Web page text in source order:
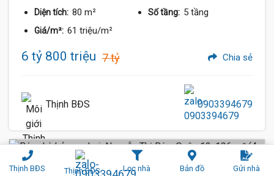
Thịnh BĐS Thịnh BĐS Lọc nhà Bản đồ Gửi nhà
Diện tích: 80 m² Số tầng: 5 tầng
Giá/m²: 61 triệu/m²
6 tỷ 800 triệu 7 tỷ Chia sẻ
Thịnh BĐS 0903394679
Hẻm Xe Hơi (4 m)